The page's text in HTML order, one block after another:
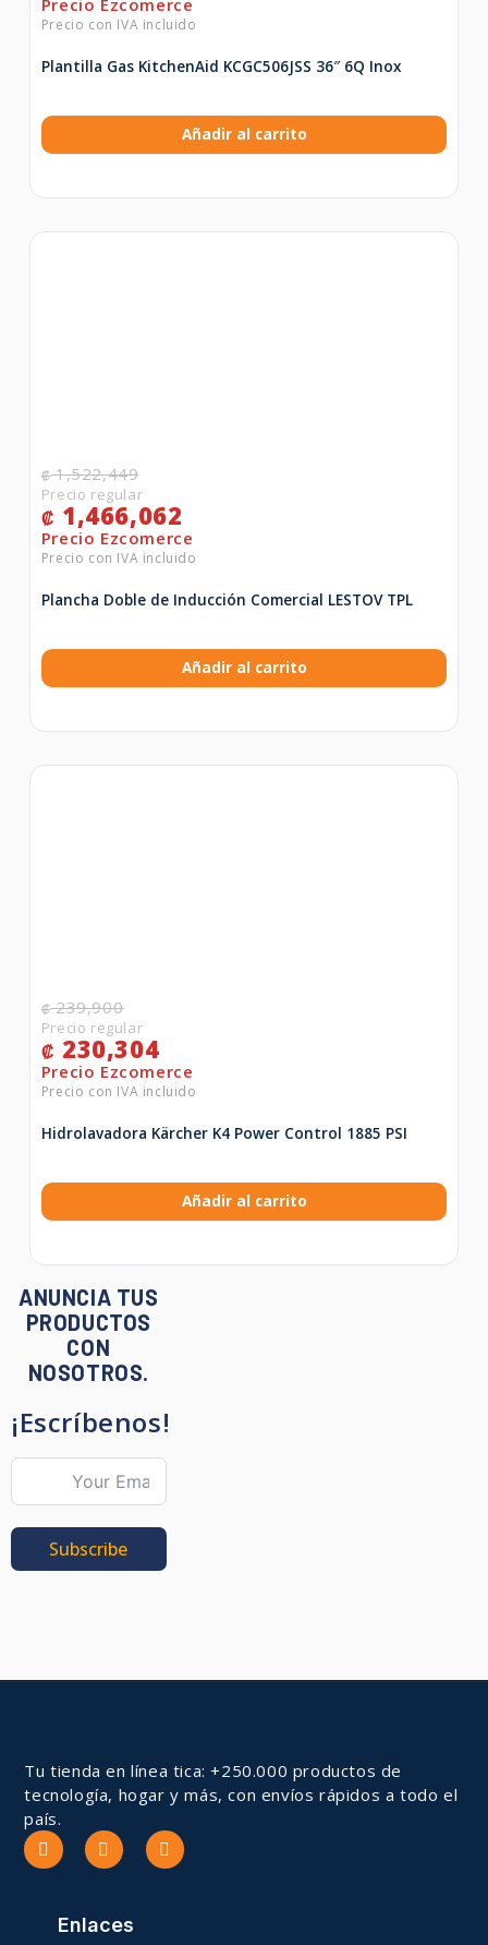
Plantilla Gas KitchenAid KCGC506JSS 36″ 6Q Inox
Añadir al carrito
₡1,522,449
₡ 1,466,062
Plancha Doble de Inducción Comercial LESTOV TPL
Añadir al carrito
₡239,900
₡ 230,304
Hidrolavadora Kärcher K4 Power Control 1885 PSI
Añadir al carrito
ANUNCIA TUS
PRODUCTOS
CON
NOSOTROS.
¡Escríbenos!
Subscribe
Tu tienda en línea tica: +250.000 productos de
tecnología, hogar y más, con envíos rápidos a todo el
país.
Enlaces